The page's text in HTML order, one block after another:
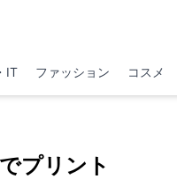
IT ファッション コスメ
プリント